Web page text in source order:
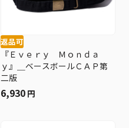
返品可
『Ｅｖｅｒｙ Ｍｏｎｄａ
ｙ』＿ベースボールＣＡＰ第
二版
6,930 円